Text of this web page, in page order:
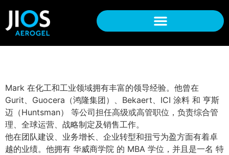
Mark 在化工和工业领域拥有丰富的领导经验。他曾在
Gurit、Guocera（鸿隆集团）、Bekaert、ICI 涂料 和 亨斯
迈（Huntsman） 等公司担任高级或高管职位，负责综合管
理、全球运营、战略制定及销售工作。
他在团队建设、业务增长、企业转型和扭亏为盈方面有着卓
越的业绩。他拥有 华威商学院 的 MBA 学位，并且是一名 特